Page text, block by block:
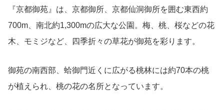
『京都御苑』は、京都御所、京都仙洞御所を囲む東西約
700m、南北約1,300mの広大な公園。梅、桃、桜などの花
木、モミジなど、四季折々の草花が御苑を彩ります。
御苑の南西部、蛤御門近くに広がる桃林には約70本の桃
が植えられ、桃の花の名所となっています。